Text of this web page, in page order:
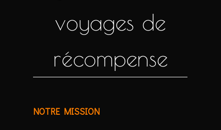
voyages de
récompense
NOTRE MISSION